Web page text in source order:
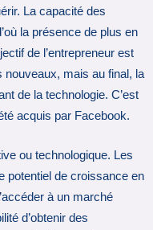
La capacité des
la présence de plus en
de l’entrepreneur est
mais au final, la
de la technologie. C’est
acquis par Facebook.
ou technologique. Les
potentiel de croissance en
à un marché
d’obtenir des